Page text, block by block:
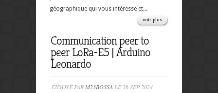
géographique qui vous intéresse et...
voir plus
Communication peer to
peer LoRa-E5 | Arduino
Leonardo
ENVOYÉ PAR M23BOSSA LE 26 SEP 2024